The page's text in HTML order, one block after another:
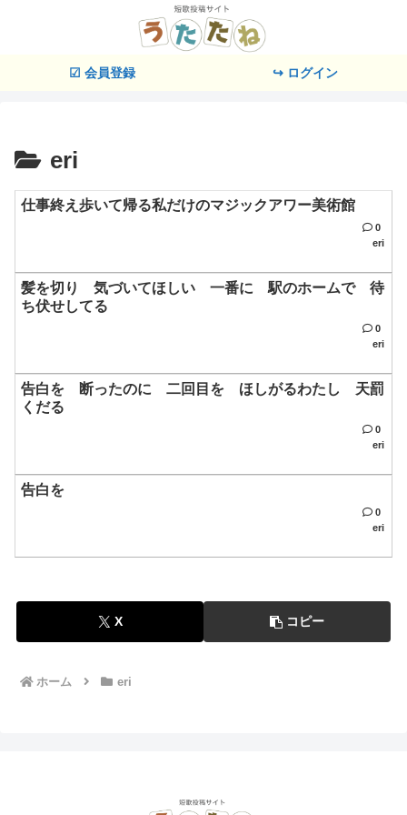
☑ 会員登録 ↪ ログイン
eri
仕事終え歩いて帰る私だけのマジックアワー美術館
0
eri
髪を切り 気づいてほしい 一番に 駅のホームで 待
ち伏せしてる
0
eri
告白を 断ったのに 二回目を ほしがるわたし 天罰
くだる
0
eri
告白を
0
eri
X コピー
ホーム eri